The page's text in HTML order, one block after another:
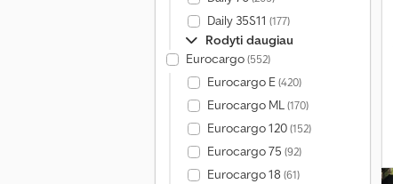
Daily 35S11 (177)
Rodyti daugiau
Eurocargo(552)
Eurocargo E(420)
Eurocargo ML(170)
Eurocargo 120(152)
Eurocargo 75 (92)
Eurocargo 18 (61)